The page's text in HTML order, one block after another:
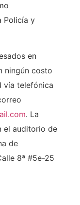
Policía y
en
ningún costo
vía telefónica
. La
el auditorio de
de
8ª #5e-25